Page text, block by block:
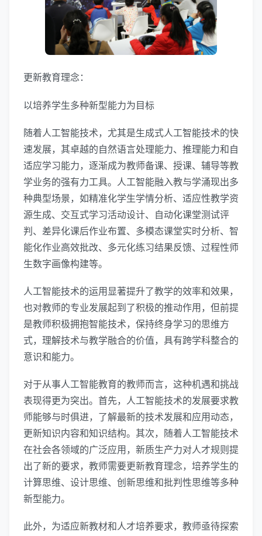
更新教育理念：
以培养学生多种新型能力为目标
随着人工智能技术，尤其是生成式人工智能技术的快
速发展，其卓越的自然语言处理能力、推理能力和自
适应学习能力，逐渐成为教师备课、授课、辅导等教
学业务的强有力工具。人工智能融入教与学涌现出多
种典型场景，如精准化学生学情分析、适应性教学资
源生成、交互式学习活动设计、自动化课堂测试评
判、差异化课后作业布置、多模态课堂实时分析、智
能化作业高效批改、多元化练习结果反馈、过程性师
生数字画像构建等。
人工智能技术的运用显著提升了教学的效率和效果，
也对教师的专业发展起到了积极的推动作用，但前提
是教师积极拥抱智能技术，保持终身学习的思维方
式，理解技术与教学融合的价值，具有跨学科整合的
意识和能力。
对于从事人工智能教育的教师而言，这种机遇和挑战
表现得更为突出。首先，人工智能技术的发展要求教
师能够与时俱进，了解最新的技术发展和应用动态，
更新知识内容和知识结构。其次，随着人工智能技术
在社会各领域的广泛应用，新质生产力对人才规则提
出了新的要求，教师需要更新教育理念，培养学生的
计算思维、设计思维、创新思维和批判性思维等多种
新型能力。
此外，为适应新教材和人才培养要求，教师亟待探索